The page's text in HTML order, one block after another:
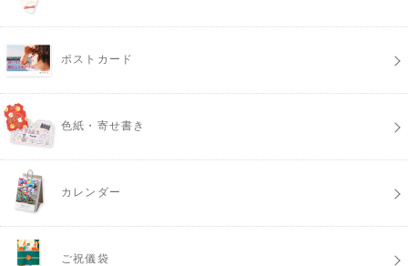
ポストカード
色紙・寄せ書き
カレンダー
ご祝儀袋